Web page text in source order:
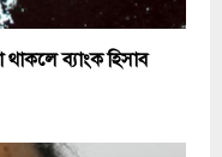
ব্যাংক হিসাব